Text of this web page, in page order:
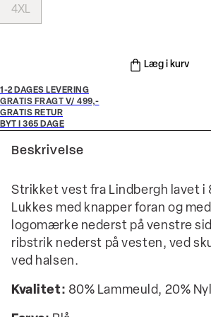
4XL
Læg i kurv
1-2 DAGES LEVERING
GRATIS FRAGT V/ 499,-
GRATIS RETUR
BYT I 365 DAGE
Beskrivelse
Strikket vest fra Lindbergh lavet i
Lukkes med knapper foran og
logomærke nederst på venstre
ribstrik nederst på vesten, ved
ved halsen.
Kvalitet: 80% Lammeuld, 20%